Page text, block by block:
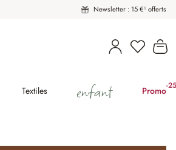
Newsletter : 15 €¹ offerts
Vous
Textiles enfant Promo-